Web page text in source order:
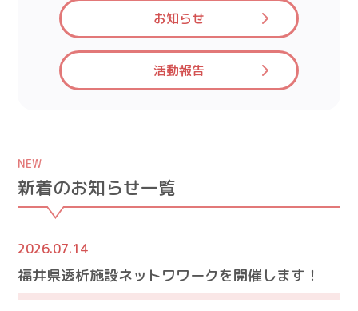
お知らせ
活動報告
新着のお知らせ一覧
NEW
2026.07.14
福井県透析施設ネットワワークを開催します！